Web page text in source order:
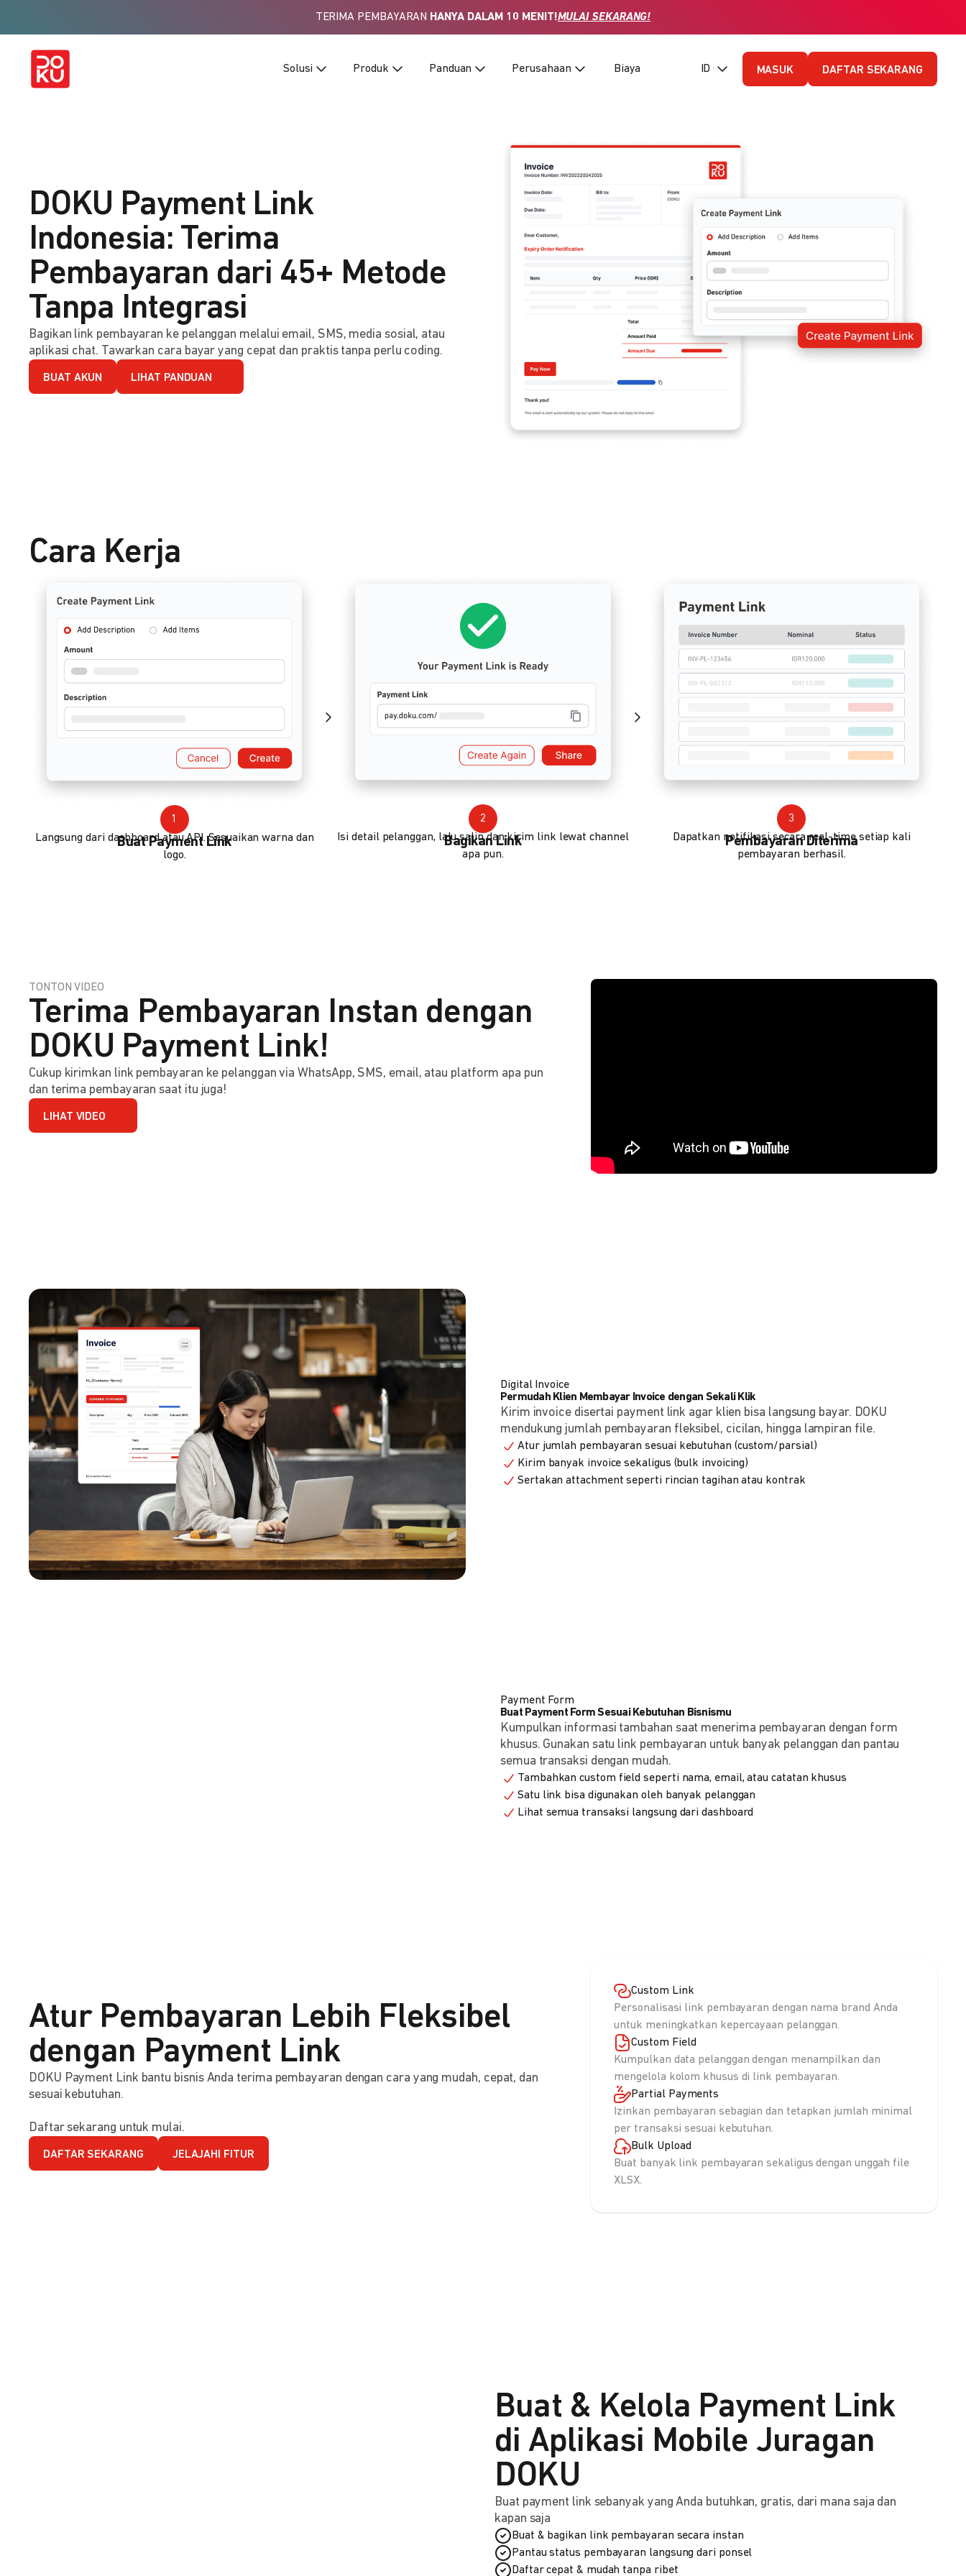
TERIMA PEMBAYARAN HANYA DALAM 10 MENIT!MULAI SEKARANG!
Solusi Produk Panduan Perusahaan Biaya ID (Bahasa Indonesia)
MASUK DAFTAR SEKARANG
DOKU Payment Link
Indonesia: Terima
Pembayaran dari 45+ Metode
Tanpa Integrasi
Bagikan link pembayaran ke pelanggan melalui email, SMS, media sosial, atau
aplikasi chat. Tawarkan cara bayar yang cepat dan praktis tanpa perlu coding.
BUAT AKUN LIHAT PANDUAN
Cara Kerja
1
Buat Payment Link
Langsung dari dashboard atau API. Sesuaikan warna dan
logo.
2
Bagikan Link
Isi detail pelanggan, lalu salin dan kirim link lewat channel
apa pun.
3
Pembayaran Diterima
Dapatkan notifikasi secara real-time setiap kali
pembayaran berhasil.
TONTON VIDEO
Terima Pembayaran Instan dengan
DOKU Payment Link!
Cukup kirimkan link pembayaran ke pelanggan via WhatsApp, SMS, email, atau platform apa pun
dan terima pembayaran saat itu juga!
LIHAT VIDEO
Digital Invoice
Permudah Klien Membayar Invoice dengan Sekali Klik
Kirim invoice disertai payment link agar klien bisa langsung bayar. DOKU
mendukung jumlah pembayaran fleksibel, cicilan, hingga lampiran file.
Atur jumlah pembayaran sesuai kebutuhan (custom/parsial)
Kirim banyak invoice sekaligus (bulk invoicing)
Sertakan attachment seperti rincian tagihan atau kontrak
Payment Form
Buat Payment Form Sesuai Kebutuhan Bisnismu
Kumpulkan informasi tambahan saat menerima pembayaran dengan form
khusus. Gunakan satu link pembayaran untuk banyak pelanggan dan pantau
semua transaksi dengan mudah.
Tambahkan custom field seperti nama, email, atau catatan khusus
Satu link bisa digunakan oleh banyak pelanggan
Lihat semua transaksi langsung dari dashboard
Atur Pembayaran Lebih Fleksibel
dengan Payment Link
DOKU Payment Link bantu bisnis Anda terima pembayaran dengan cara yang mudah, cepat, dan
sesuai kebutuhan.
Daftar sekarang untuk mulai.
DAFTAR SEKARANG JELAJAHI FITUR
Custom Link
Personalisasi link pembayaran dengan nama brand Anda
untuk meningkatkan kepercayaan pelanggan.
Custom Field
Kumpulkan data pelanggan dengan menampilkan dan
mengelola kolom khusus di link pembayaran.
Partial Payments
Izinkan pembayaran sebagian dan tetapkan jumlah minimal
per transaksi sesuai kebutuhan.
Bulk Upload
Buat banyak link pembayaran sekaligus dengan unggah file
XLSX.
Buat & Kelola Payment Link
di Aplikasi Mobile Juragan
DOKU
Buat payment link sebanyak yang Anda butuhkan, gratis, dari mana saja dan
kapan saja
Buat & bagikan link pembayaran secara instan
Pantau status pembayaran langsung dari ponsel
Daftar cepat & mudah tanpa ribet